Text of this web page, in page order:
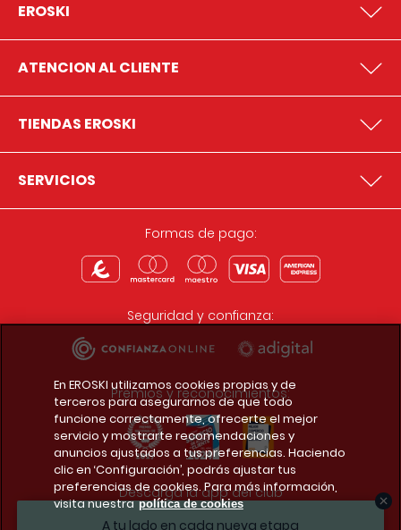
A tu lado en cada nueva etapa
EROSKI
ATENCION AL CLIENTE
TIENDAS EROSKI
SERVICIOS
Formas de pago:
Seguridad y confianza:
Premios y reconocimientos:
Descarga la app del club
En EROSKI utilizamos cookies propias y de
terceros para asegurarnos de que todo
funcione correctamente, ofrecerte el mejor
servicio y mostrarte recomendaciones y
anuncios ajustados a tus preferencias. Haciendo
clic en ‘Configuración’, podrás ajustar tus
preferencias de cookies. Para más información,
visita nuestra política de cookies